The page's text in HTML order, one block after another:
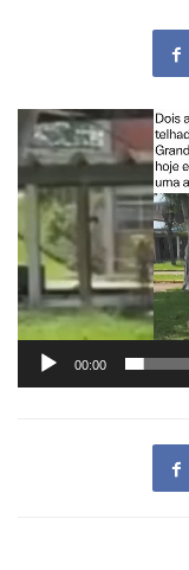
Tocador
de
vídeo
00:00